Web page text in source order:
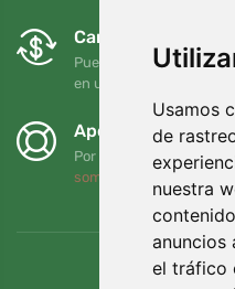
Usamos
de
nuestra
anuncios
el tráfico
Cambios y
Puede devolver o
en un plazo de 90 días
Apoyamos a
Por cada pedido
somos